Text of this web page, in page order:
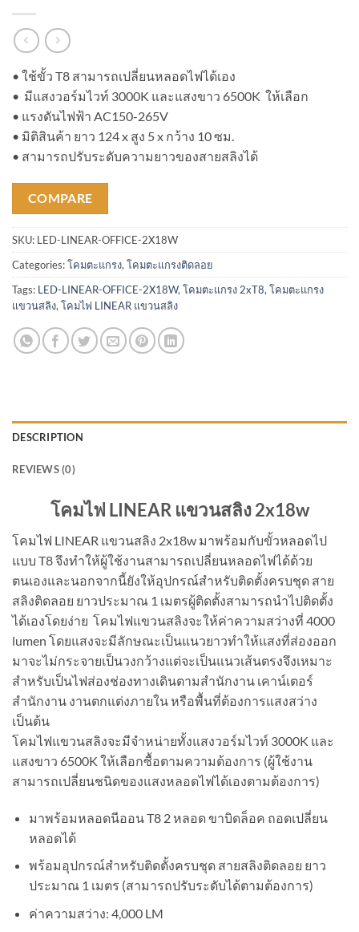
• ใช้ขั้ว T8 สามารถเปลี่ยนหลอดไฟได้เอง
• มีแสงวอร์มไวท์ 3000K และแสงขาว 6500K ให้เลือก
• แรงดันไฟฟ้า AC150-265V
• มิติสินค้า ยาว 124 x สูง 5 x กว้าง 10 ซม.
• สามารถปรับระดับความยาวของสายสลิงได้
COMPARE
SKU: LED-LINEAR-OFFICE-2X18W
Categories:โคมตะแกรง, โคมตะแกรงติดลอย
Tags: LED-LINEAR-OFFICE-2X18W, โคมตะแกรง 2xT8, โคมตะแกรง
แขวนสลิง, โคมไฟ LINEAR แขวนสลิง
DESCRIPTION
REVIEWS (0)
โคมไฟ LINEAR แขวนสลิง 2x18w
โคมไฟ LINEAR แขวนสลิง 2x18w มาพร้อมกับขั้วหลอดไป
แบบ T8 จึงทำให้ผู้ใช้งานสามารถเปลี่ยนหลอดไฟได้ด้วย
ตนเองและนอกจากนี้ยังให้อุปกรณ์สำหรับติดตั้งครบชุด สาย
สลิงติดลอย ยาวประมาณ 1 เมตรผู้ติดตั้งสามารถนำไปติดตั้ง
ได้เองโดยง่าย โคมไฟแขวนสลิงจะให้ค่าความสว่างที่ 4000
lumen โดยแสงจะมีลักษณะเป็นแนวยาวทำให้แสงที่ส่องออก
มาจะไม่กระจายเป็นวงกว้างแต่จะเป็นแนวเส้นตรงจึงเหมาะ
สำหรับเป็นไฟส่องช่องทางเดินตามสำนักงาน เคาน์เตอร์
สำนักงาน งานตกแต่งภายใน หรือพื้นที่ต้องการแสงสว่าง
เป็นต้น
โคมไฟแขวนสลิงจะมีจำหน่ายทั้งแสงวอร์มไวท์ 3000K และ
แสงขาว 6500K ให้เลือกซื้อตามความต้องการ (ผู้ใช้งาน
สามารถเปลี่ยนชนิดของแสงหลอดไฟได้เองตามต้องการ)
มาพร้อมหลอดนีออน T8 2 หลอด ขาบิดล็อค ถอดเปลี่ยน
หลอดได้
พร้อมอุปกรณ์สำหรับติดตั้งครบชุด สายสลิงติดลอย ยาว
ประมาณ 1 เมตร (สามารถปรับระดับได้ตามต้องการ)
ค่าความสว่าง: 4,000 LM